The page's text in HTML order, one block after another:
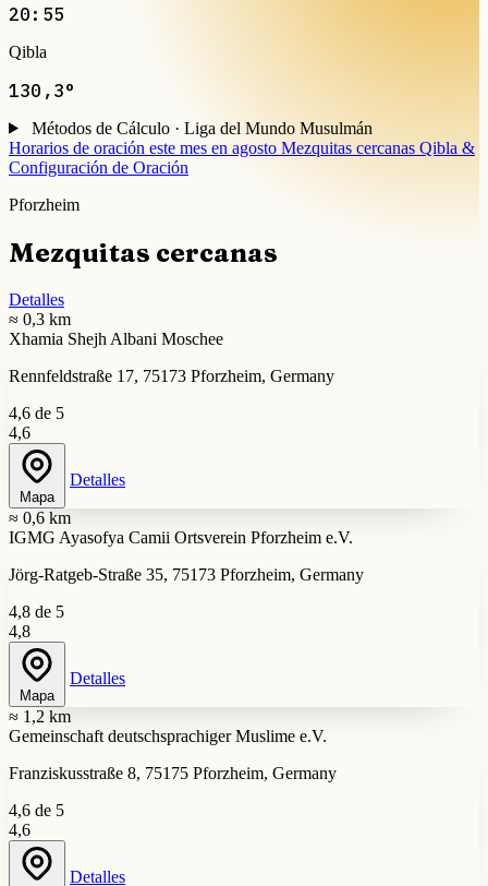
20:55
Qibla
130,3°
Métodos de Cálculo · Liga del Mundo Musulmán
Horarios de oración este mes en agosto Mezquitas cercanas Qibla &
Configuración de Oración
Pforzheim
Mezquitas cercanas
Detalles
≈ 0,3 km
Xhamia Shejh Albani Moschee
Rennfeldstraße 17, 75173 Pforzheim, Germany
4,6 de 5
4,6
Mapa
Detalles
≈ 0,6 km
IGMG Ayasofya Camii Ortsverein Pforzheim e.V.
Jörg-Ratgeb-Straße 35, 75173 Pforzheim, Germany
4,8 de 5
4,8
Mapa
Detalles
≈ 1,2 km
Gemeinschaft deutschsprachiger Muslime e.V.
Franziskusstraße 8, 75175 Pforzheim, Germany
4,6 de 5
4,6
Detalles